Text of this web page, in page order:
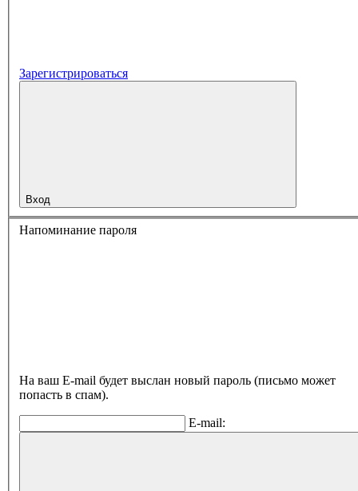
Зарегистрироваться
Вход
Напоминание пароля
На ваш E-mail будет выслан новый пароль (письмо может
попасть в спам).
E-mail: